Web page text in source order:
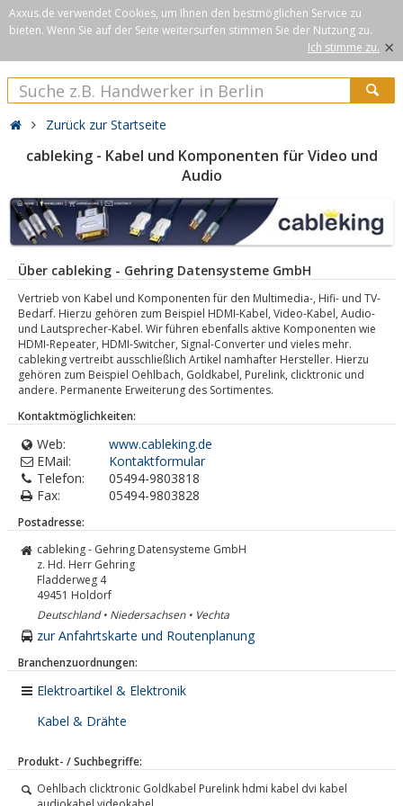
Axxus.de verwendet Cookies, um Ihnen den bestmöglichen Service zu
bieten. Wenn Sie auf der Seite weitersurfen stimmen Sie der Nutzung zu.
Ich stimme zu. ×
Zurück zur Startseite
cableking - Kabel und Komponenten für Video und
Audio
Über cableking - Gehring Datensysteme GmbH
Vertrieb von Kabel und Komponenten für den Multimedia-, Hifi- und TV-
Bedarf. Hierzu gehören zum Beispiel HDMI-Kabel, Video-Kabel, Audio-
und Lautsprecher-Kabel. Wir führen ebenfalls aktive Komponenten wie
HDMI-Repeater, HDMI-Switcher, Signal-Converter und vieles mehr.
cableking vertreibt ausschließlich Artikel namhafter Hersteller. Hierzu
gehören zum Beispiel Oehlbach, Goldkabel, Purelink, clicktronic und
andere. Permanente Erweiterung des Sortimentes.
Kontaktmöglichkeiten:
Web:
www.cableking.de
EMail:
Kontaktformular
Telefon:
05494-9803818
Fax:
05494-9803828
Postadresse:
cableking - Gehring Datensysteme GmbH
z. Hd. Herr Gehring
Fladderweg 4
49451 Holdorf
Deutschland • Niedersachsen • Vechta
zur Anfahrtskarte und Routenplanung
Branchenzuordnungen:
Elektroartikel & Elektronik
Kabel & Drähte
Produkt- / Suchbegriffe:
Oehlbach clicktronic Goldkabel Purelink hdmi kabel dvi kabel